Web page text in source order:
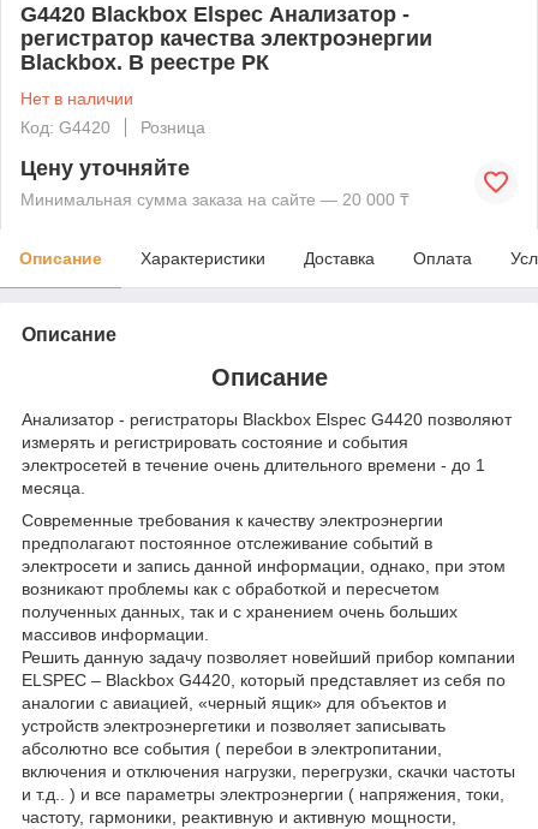
G4420 Blackbox Elspec Анализатор -
регистратор качества электроэнергии
Blackbox. В реестре РК
Нет в наличии
Код: G4420
Розница
Цену уточняйте
Минимальная сумма заказа на сайте — 20 000 ₸
Описание Характеристики Доставка Оплата
Описание
Описание
Анализатор - регистраторы Blackbox Elspec G4420 позволяют
измерять и регистрировать состояние и события
электросетей в течение очень длительного времени - до 1
месяца.
Современные требования к качеству электроэнергии
предполагают постоянное отслеживание событий в
электросети и запись данной информации, однако, при этом
возникают проблемы как с обработкой и пересчетом
полученных данных, так и с хранением очень больших
массивов информации.
Решить данную задачу позволяет новейший прибор компании
ELSPEC – Blackbox G4420, который представляет из себя по
аналогии с авиацией, «черный ящик» для объектов и
устройств электроэнергетики и позволяет записывать
абсолютно все события ( перебои в электропитании,
включения и отключения нагрузки, перегрузки, скачки частоты
и т.д.. ) и все параметры электроэнергии ( напряжения, токи,
частоту, гармоники, реактивную и активную мощности,